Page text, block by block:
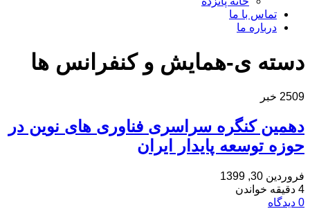
تماس با ما
درباره ما
دسته ی-همایش و کنفرانس ها
2509 خبر
دهمین کنگره سراسری فناوری های نوین در
حوزه توسعه پایدار ایران
فروردین 30, 1399
4 دقیقه خواندن
0 دیدگاه